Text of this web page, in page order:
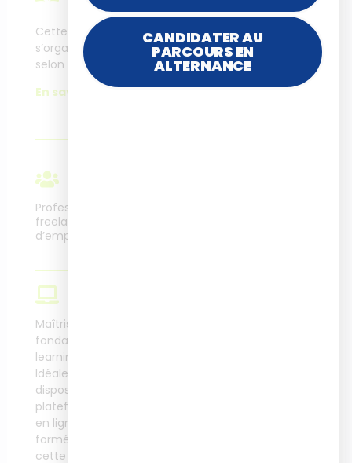
Cette formation
s’organise différemment
selon la modalité choisie.
En savoir plus.
Professionnels en poste,
freelance, demandeurs
d’emploi
Maîtriser les
fondamentaux du digital
learning.
Idéalement si vous
disposez d’une
plateforme de formation
en ligne (LMS) et êtes
formé(e) à l’usage de
cette plateforme.
moyens
d'organisation
Les informations
organisationnelles et sur
les évaluations sont
CANDIDATER AU
PARCOURS EN
ALTERNANCE